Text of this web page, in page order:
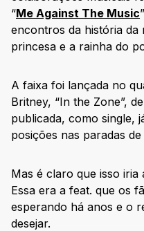
“Me Against The Music
encontros da história da
princesa e a rainha do
A faixa foi lançada no
Britney, “In the Zone”,
publicada, como single,
posições nas paradas
Mas é claro que isso
Essa era a feat. que os
esperando há anos e o
desejar.